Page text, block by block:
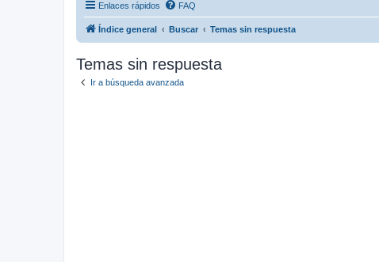
Enlaces rápidos FAQ
Índice general Buscar Temas sin respuesta
Temas sin respuesta
Ir a búsqueda avanzada